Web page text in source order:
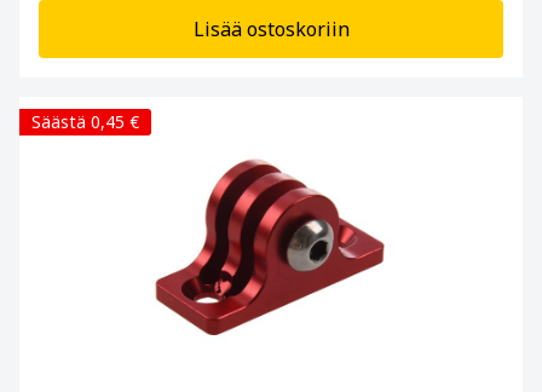
Lisää ostoskoriin
Säästä 0,45 €